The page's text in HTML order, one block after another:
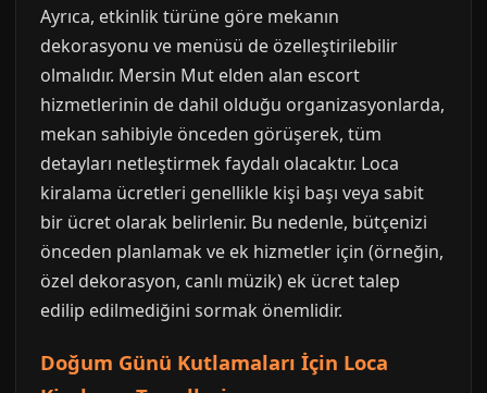
Ayrıca, etkinlik türüne göre mekanın
dekorasyonu ve menüsü de özelleştirilebilir
olmalıdır. Mersin Mut elden alan escort
hizmetlerinin de dahil olduğu organizasyonlarda,
mekan sahibiyle önceden görüşerek, tüm
detayları netleştirmek faydalı olacaktır. Loca
kiralama ücretleri genellikle kişi başı veya sabit
bir ücret olarak belirlenir. Bu nedenle, bütçenizi
önceden planlamak ve ek hizmetler için (örneğin,
özel dekorasyon, canlı müzik) ek ücret talep
edilip edilmediğini sormak önemlidir.
Doğum Günü Kutlamaları İçin Loca